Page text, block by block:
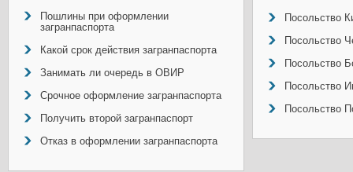
Пошлины при оформлении
загранпаспорта
Какой срок действия загранпаспорта
Занимать ли очередь в ОВИР
Срочное оформление загранпаспорта
Получить второй загранпаспорт
Отказ в оформлении загранпаспорта
Посольство
Посольство
Посольство
Посольство
Посольство